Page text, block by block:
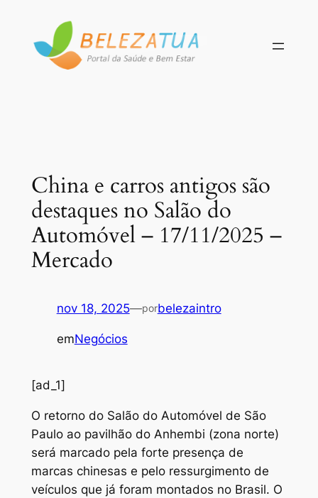
conteúdo
China e carros antigos são
destaques no Salão do
Automóvel – 17/11/2025 –
Mercado
nov 18, 2025—porbelezaintro
emNegócios
[ad_1]
O retorno do Salão do Automóvel de São
Paulo ao pavilhão do Anhembi (zona norte)
será marcado pela forte presença de
marcas chinesas e pelo ressurgimento de
veículos que já foram montados no Brasil. O